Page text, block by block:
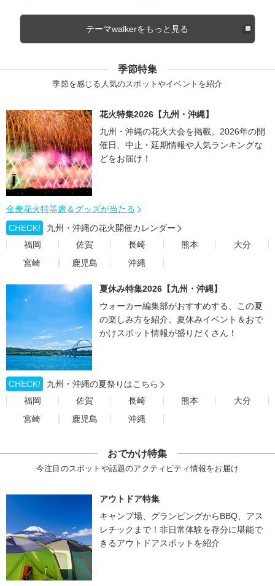
テーマwalkerをもっと見る
季節特集
季節を感じる人気のスポットやイベントを紹介
花火特集2026【九州・沖縄】
九州・沖縄の花火大会を掲載。2026年の開
催日、中止・延期情報や人気ランキングな
どをお届け！
金麦花火特等席＆グッズが当たる
CHECK!
九州・沖縄の花火開催カレンダー
福岡
佐賀 長崎 熊本
大分
宮崎
鹿児島 沖縄
夏休み特集2026【九州・沖縄】
ウォーカー編集部がおすすめする、この夏
の楽しみ方を紹介。夏休みイベント＆おで
かけスポット情報が盛りだくさん！
CHECK!
九州・沖縄の夏祭りはこちら
福岡
佐賀 長崎 熊本
大分
宮崎
鹿児島 沖縄
おでかけ特集
今注目のスポットや話題のアクティビティ情報をお届け
アウトドア特集
キャンプ場、グランピングからBBQ、アス
レチックまで！非日常体験を存分に堪能で
きるアウトドアスポットを紹介